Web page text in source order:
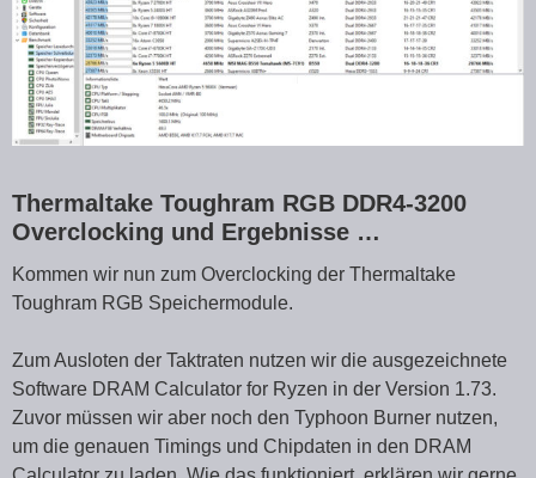
Thermaltake Toughram RGB DDR4-3200
Overclocking und Ergebnisse …
Kommen wir nun zum Overclocking der Thermaltake
Toughram RGB Speichermodule.
Zum Ausloten der Taktraten nutzen wir die ausgezeichnete
Software DRAM Calculator for Ryzen in der Version 1.73.
Zuvor müssen wir aber noch den Typhoon Burner nutzen,
um die genauen Timings und Chipdaten in den DRAM